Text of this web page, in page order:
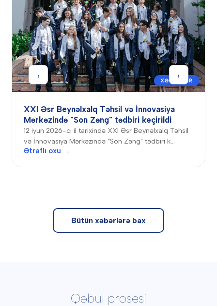
XƏBƏRLƏR
XXI Əsr Beynəlxalq Təhsil və İnnovasiya
Mərkəzində "Son Zəng" tədbiri keçirildi
12 iyun 2026-cı il tarixində XXI Əsr Beynəlxalq Təhsil
və İnnovasiya Mərkəzində "Son Zəng" tədbiri k…
Ətraflı oxu →
‹ ›
Bütün xəbərlərə bax
Qəbul prosesi